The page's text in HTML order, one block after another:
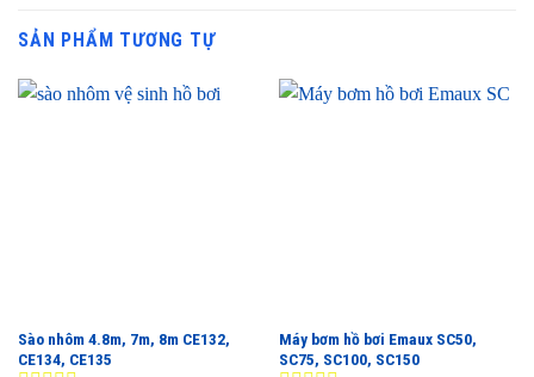
SẢN PHẨM TƯƠNG TỰ
Sào nhôm 4.8m, 7m, 8m CE132,
CE134, CE135
Máy bơm hồ bơi Emaux SC50,
SC75, SC100, SC150